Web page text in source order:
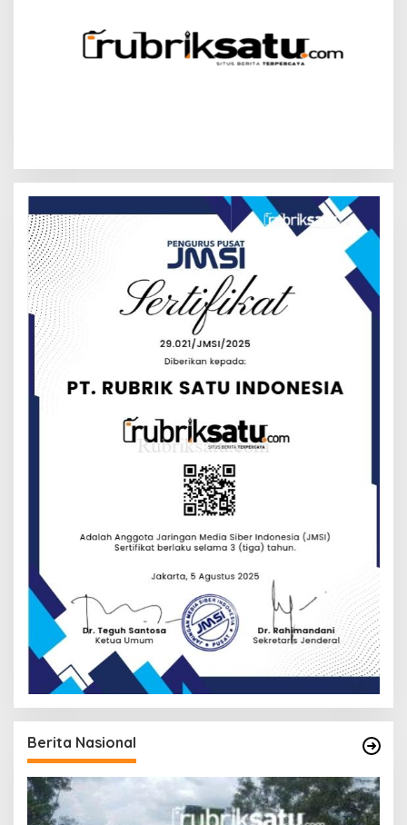
Berita Nasional